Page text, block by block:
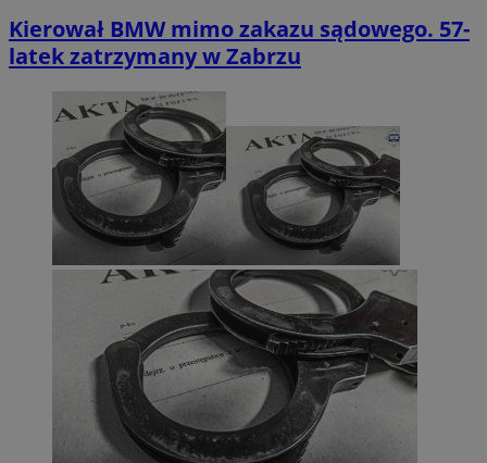
Kierował BMW mimo zakazu sądowego. 57-
latek zatrzymany w Zabrzu